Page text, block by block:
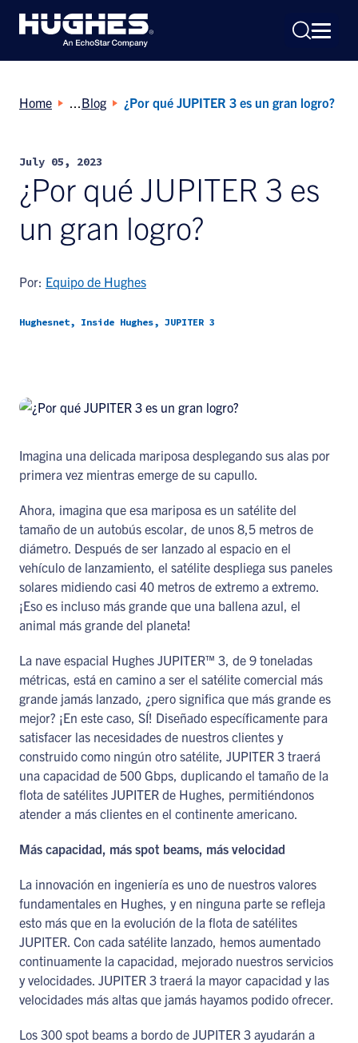
Search
for:
Home Blog ¿Por qué JUPITER 3 es un gran logro?
July 05, 2023
¿Por qué JUPITER 3 es
un gran logro?
Por: Equipo de Hughes
Hughesnet, Inside Hughes, JUPITER 3
Imagina una delicada mariposa desplegando sus alas por
primera vez mientras emerge de su capullo.
Ahora, imagina que esa mariposa es un satélite del
tamaño de un autobús escolar, de unos 8,5 metros de
diámetro. Después de ser lanzado al espacio en el
vehículo de lanzamiento, el satélite despliega sus paneles
solares midiendo casi 40 metros de extremo a extremo.
¡Eso es incluso más grande que una ballena azul, el
animal más grande del planeta!
La nave espacial Hughes JUPITER™ 3, de 9 toneladas
métricas, está en camino a ser el satélite comercial más
grande jamás lanzado, ¿pero significa que más grande es
mejor? ¡En este caso, SÍ! Diseñado específicamente para
satisfacer las necesidades de nuestros clientes y
construido como ningún otro satélite, JUPITER 3 traerá
una capacidad de 500 Gbps, duplicando el tamaño de la
flota de satélites JUPITER de Hughes, permitiéndonos
atender a más clientes en el continente americano.
Más capacidad, más spot beams, más velocidad
La innovación en ingeniería es uno de nuestros valores
fundamentales en Hughes, y en ninguna parte se refleja
esto más que en la evolución de la flota de satélites
JUPITER. Con cada satélite lanzado, hemos aumentado
continuamente la capacidad, mejorado nuestros servicios
y velocidades. JUPITER 3 traerá la mayor capacidad y las
velocidades más altas que jamás hayamos podido ofrecer.
Los 300 spot beams a bordo de JUPITER 3 ayudarán a